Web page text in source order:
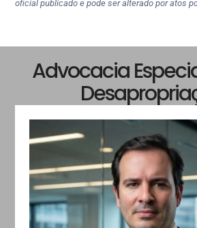
oficial publicado e pode ser alterado por atos
Advocacia